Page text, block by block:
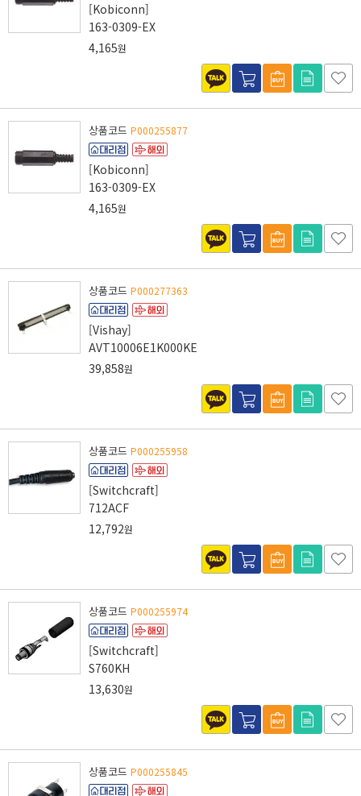
[Kobiconn]
163-0309-EX
4,165원
상품코드 P000255877
[Kobiconn]
163-0309-EX
4,165원
상품코드 P000277363
[Vishay]
AVT10006E1K000KE
39,858원
상품코드 P000255958
[Switchcraft]
712ACF
12,792원
상품코드 P000255974
[Switchcraft]
S760KH
13,630원
상품코드 P000255845